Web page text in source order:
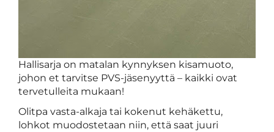
Hallisarja on matalan kynnyksen kisamuoto,
johon et tarvitse PVS-jäsenyyttä – kaikki ovat
tervetulleita mukaan!
Olitpa vasta-alkaja tai kokenut kehäkettu,
lohkot muodostetaan niin, että saat juuri